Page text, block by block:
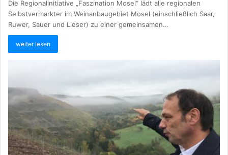
Die Regionalinitiative „Faszination Mosel“ lädt alle regionalen
Selbstvermarkter im Weinanbaugebiet Mosel (einschließlich Saar,
Ruwer, Sauer und Lieser) zu einer gemeinsamen…
weiter lesen